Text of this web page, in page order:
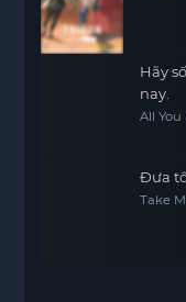
Hãy
nay.
All You
Đưa
Take